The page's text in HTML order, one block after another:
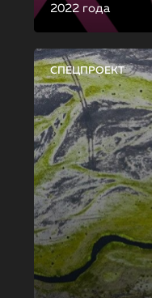
2022 года
СПЕЦПРОЕКТ